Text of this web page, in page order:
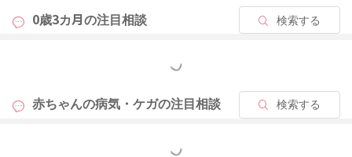
体重からみる1日に必要な哺乳量の計算式があります。
こちらに当てはめてみていただき、哺乳量を見ていただいて、
実際の息子さんが飲んでくれている量と比較をされてどうかを
ご確認いただけたらと思います。
0歳3カ月の注目相談 検索する
もっと見る
赤ちゃんの病気・ケガの注目相談 検索する
もっと見る